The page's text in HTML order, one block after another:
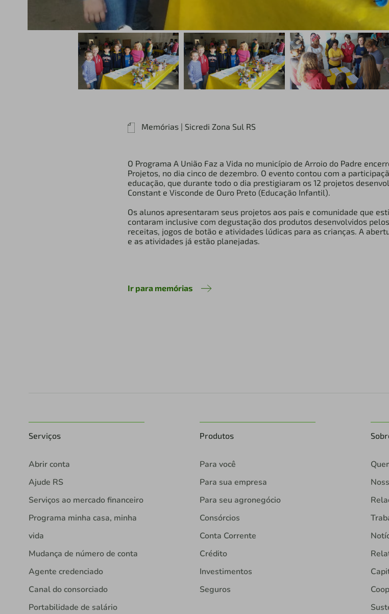
Memórias | Sicredi Zona Sul RS
O Programa A União Faz a Vida no município de Arroio do Padre
Projetos, no dia cinco de dezembro. O evento contou com a
educação, que durante todo o dia prestigiaram os 12 projetos
Constant e Visconde de Ouro Preto (Educação Infantil).
Os alunos apresentaram seus projetos aos pais e comunidade que
contaram inclusive com degustação dos produtos desenvolvidos
receitas, jogos de botão e atividades lúdicas para as crianças. A
e as atividades já estão planejadas.
Ir para memórias
Serviços
Abrir conta
Ajude RS
Serviços ao mercado financeiro
Programa minha casa, minha
vida
Mudança de número de conta
Agente credenciado
Canal do consorciado
Portabilidade de salário
Produtos
Para você
Para sua empresa
Para seu agronegócio
Consórcios
Conta Corrente
Crédito
Investimentos
Seguros